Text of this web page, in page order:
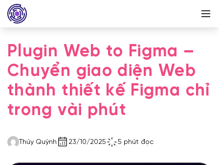
Plugin Web to Figma –
Chuyển giao diện Web
thành thiết kế Figma chỉ
trong vài phút
Thúy Quỳnh 23/10/2025 5 phút đọc